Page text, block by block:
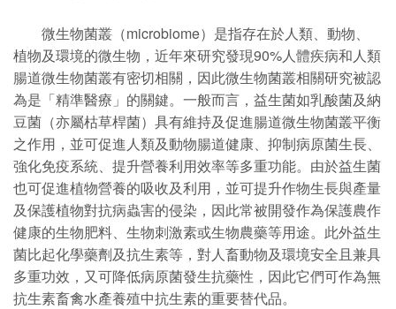
微生物菌叢（microbiome）是指存在於人類、動物、
植物及環境的微生物，近年來研究發現90%人體疾病和人類
腸道微生物菌叢有密切相關，因此微生物菌叢相關研究被認
為是「精準醫療」的關鍵。一般而言，益生菌如乳酸菌及納
豆菌（亦屬枯草桿菌）具有維持及促進腸道微生物菌叢平衡
之作用，並可促進人類及動物腸道健康、抑制病原菌生長、
強化免疫系統、提升營養利用效率等多重功能。由於益生菌
也可促進植物營養的吸收及利用，並可提升作物生長與產量
及保護植物對抗病蟲害的侵染，因此常被開發作為保護農作
健康的生物肥料、生物刺激素或生物農藥等用途。此外益生
菌比起化學藥劑及抗生素等，對人畜動物及環境安全且兼具
多重功效，又可降低病原菌發生抗藥性，因此它們可作為無
抗生素畜禽水產養殖中抗生素的重要替代品。